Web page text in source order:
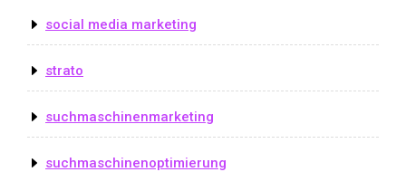
social media marketing
strato
suchmaschinenmarketing
suchmaschinenoptimierung